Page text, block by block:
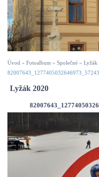
Úvod » Fotoalbum » Společné » Lyžák
Lyžák 2020